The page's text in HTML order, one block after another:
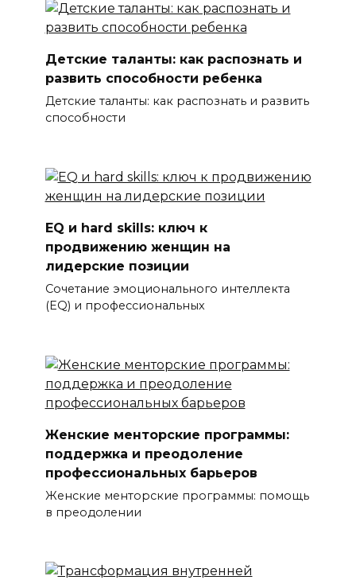
Детские таланты: как распознать и
развить способности ребенка
Детские таланты: как распознать и развить
способности
EQ и hard skills: ключ к
продвижению женщин на
лидерские позиции
Сочетание эмоционального интеллекта
(EQ) и профессиональных
Женские менторские программы:
поддержка и преодоление
профессиональных барьеров
Женские менторские программы: помощь
в преодолении